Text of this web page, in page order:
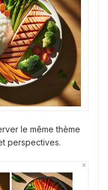
le même thème
perspectives.